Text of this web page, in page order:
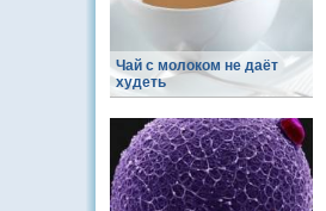
Чай с молоком не даёт
худеть